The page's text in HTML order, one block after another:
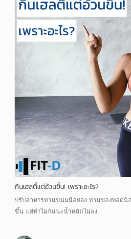
กินเฮลตี้แต่อ้วนขึ้น! เพราะอะไร?
ปรับอาหารทานขนมน้อยลง ทานของทอดน้
ขึ้น แต่ทำไมกันนะน้ำหนักไม่ลง